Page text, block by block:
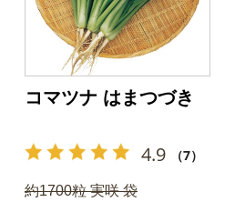
コマツナ はまつづき
4.9 （7）
約1700粒 実咲 袋